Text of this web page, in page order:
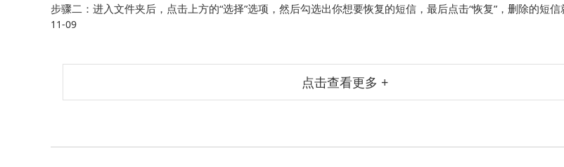
步骤二：进入文件夹后，点击上方的“选择”选项，然后勾选出你想要恢复的短信，最后点击“恢复”，删除的短信
来的位置。 苹果短信恢复方法4.运营商协助原本满心期待地收到一条重要的手机短信，还没好好看…
11-09
点击查看更多 +